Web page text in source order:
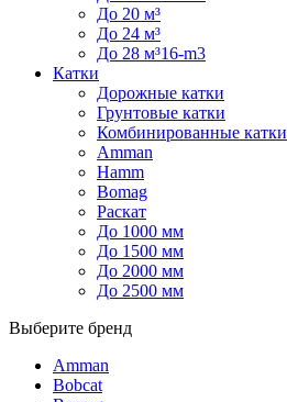
До 20 м³
До 24 м³
До 28 м³16-m3
Катки
Дорожные катки
Грунтовые катки
Комбинированные катки
Amman
Hamm
Bomag
Раскат
До 1000 мм
До 1500 мм
До 2000 мм
До 2500 мм
Выберите бренд
Amman
Bobcat